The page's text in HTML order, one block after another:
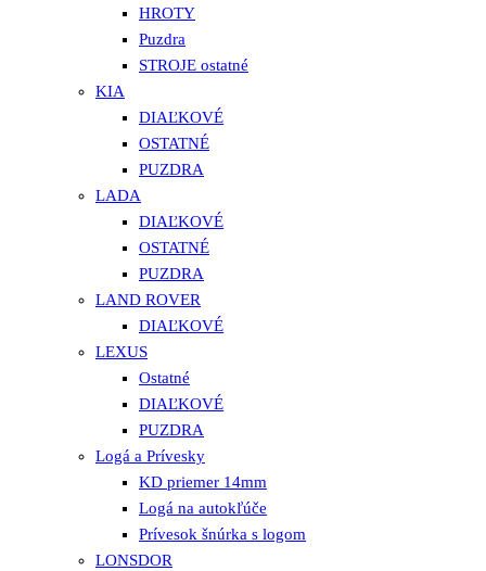
HROTY
Puzdra
STROJE ostatné
KIA
DIAĽKOVÉ
OSTATNÉ
PUZDRA
LADA
DIAĽKOVÉ
OSTATNÉ
PUZDRA
LAND ROVER
DIAĽKOVÉ
LEXUS
Ostatné
DIAĽKOVÉ
PUZDRA
Logá a Prívesky
KD priemer 14mm
Logá na autokľúče
Prívesok šnúrka s logom
LONSDOR